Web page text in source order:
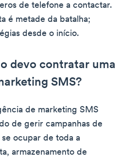
de telefone a contactar.
é metade da batalha;
desde o início.
devo contratar uma
SMS?
de marketing SMS
de gerir campanhas de
ocupar de toda a
armazenamento de